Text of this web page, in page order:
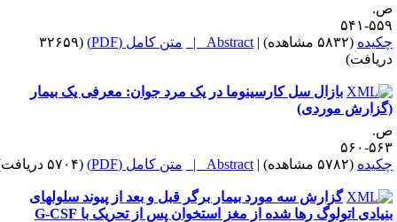
۵۴۱
(۵۸۳۲ مشاهده) |
Abstract | متن کامل (PDF)
(۳۲۶۵۹
بازال سل کارسینوما در یک مرد جوان: معرفی یک بیمار
موردی)
۵۶۰
(۵۷۸۲ مشاهده) |
Abstract | متن کامل (PDF) (۵۷۰۴ دریافت)
گزارش سه مورد بیمار برگر قبل و بعد از پیوند سلولهای
بنیادی اتولوگ رها شده از مغز استخوان پس از تحریک با G-CSF